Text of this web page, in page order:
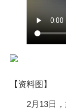
【资料图】
2月13日